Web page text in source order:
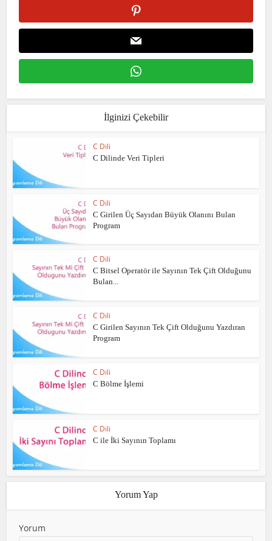
İlginizi Çekebilir
C Dili
C Dilinde Veri Tipleri
C Dili
C Girilen Üç Sayıdan Büyük Olanını Bulan
Program
C Dili
C Bitsel Operatör ile Sayının Tek Çift Olduğunu
Bulan...
C Dili
C Girilen Sayının Tek Çift Olduğunu Yazdıran
Program
C Dili
C Bölme İşlemi
C Dili
C ile İki Sayının Toplamı
Yorum Yap
Yorum